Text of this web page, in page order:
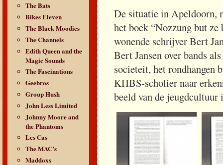
The Bats
Bikes Eleven
The Black Moodies
The Channels
Edith Queen and the
Magic Sounds
The Fascinations
Geebros
Group Hush
John Less Limited
Johnny Moore and
the Phantoms
Les Cas
The MAC’s
Maddoxs
De situatie in Apeldoorn,
het boek “Nozzung but
wonende schrijver Bert
Bert Jansen over bands
societeit, het rondhangen
KHBS-scholier naar
beeld van de